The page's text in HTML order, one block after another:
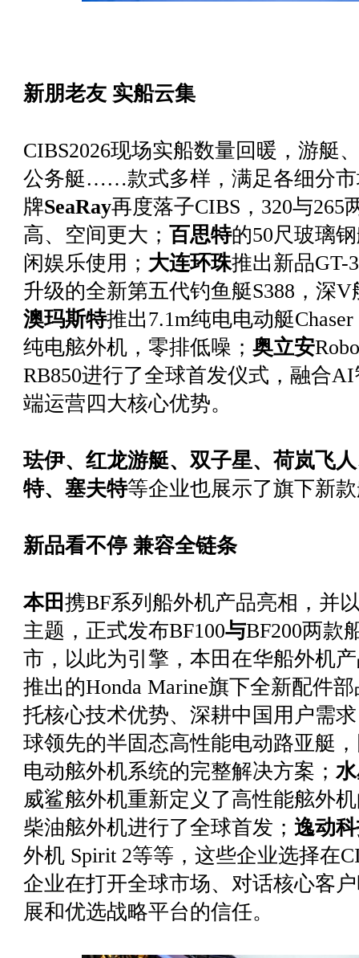
新朋老友 实船云集
CIBS2026现场实船数量回暖，游艇
公务艇……款式多样，满足各细分市
牌SeaRay再度落子CIBS，320与
高、空间更大；百思特的50尺玻璃
闲娱乐使用； 大连环珠推出新品GT-
升级的全新第五代钓鱼艇S388，深
澳玛斯特推出7.1m纯电电动艇
纯电舷外机，零排低噪；奥立安
RB850进行了全球首发仪式，融合
端运营四大核心优势。
珐伊、红龙游艇、双子星、荷岚飞
特、塞夫特等企业也展示了旗下新
新品看不停 兼容全链条
本田携BF系列船外机产品亮相 ，并
主题，正式发布BF100与BF200两款
市，以此为引擎，本田在华船外机
推出的Honda Marine旗下全新配件
托核心技术优势、深耕中国用户需
球领先的半固态高性能电动路亚艇
电动舷外机系统的完整解决方案；
威鲨舷外机重新定义了高性能舷外
柴油舷外机进行了全球首发；逸动
外机 Spirit 2等等，这些企业选择在
企业在打开全球市场、对话核心客
展和优选战略平台的信任。